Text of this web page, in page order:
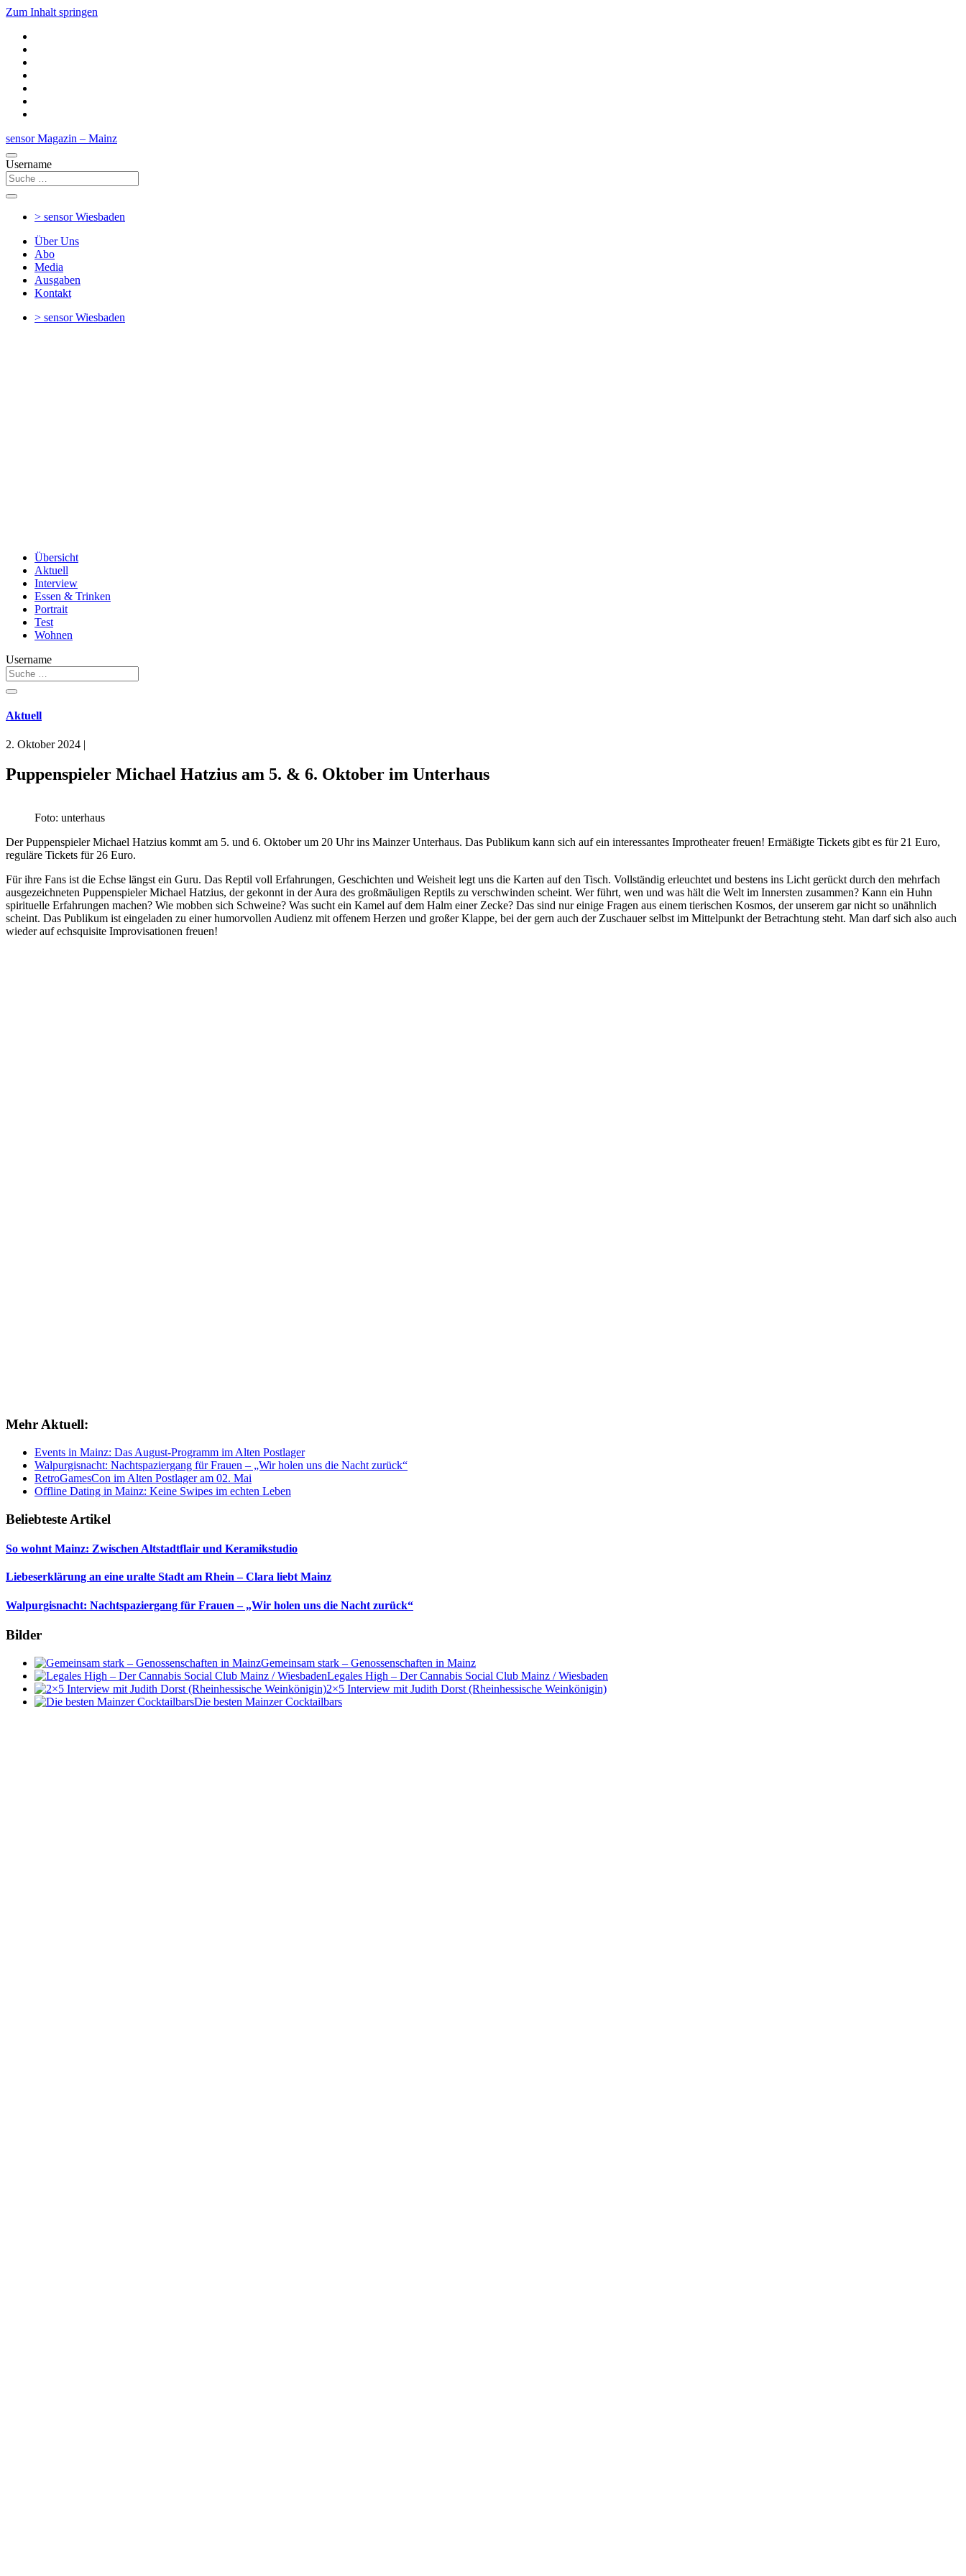
Zum Inhalt springen
sensor Magazin – Mainz
Username
> sensorWiesbaden
Über Uns
Abo
Media
Ausgaben
Kontakt
> sensorWiesbaden
Übersicht
Aktuell
Interview
Essen & Trinken
Portrait
Test
Wohnen
Username
Aktuell
2. Oktober 2024 |
Puppenspieler Michael Hatzius am 5. & 6. Oktober im Unterhaus
Foto: unterhaus
Der Puppenspieler Michael Hatzius kommt am 5. und 6. Oktober um 20 Uhr ins Mainzer Unterhaus. Das Publikum kann sich auf ein interessantes Improtheater freuen! Ermäßigte Tickets gibt es für 21 Euro,
reguläre Tickets für 26 Euro.
Für ihre Fans ist die Echse längst ein Guru. Das Reptil voll Erfahrungen, Geschichten und Weisheit legt uns die Karten auf den Tisch. Vollständig erleuchtet und bestens ins Licht gerückt durch den mehrfach
ausgezeichneten Puppenspieler Michael Hatzius, der gekonnt in der Aura des großmäuligen Reptils zu verschwinden scheint. Wer führt, wen und was hält die Welt im Innersten zusammen? Kann ein Huhn
spirituelle Erfahrungen machen? Wie mobben sich Schweine? Was sucht ein Kamel auf dem Halm einer Zecke? Das sind nur einige Fragen aus einem tierischen Kosmos, der unserem gar nicht so unähnlich
scheint. Das Publikum ist eingeladen zu einer humorvollen Audienz mit offenem Herzen und großer Klappe, bei der gern auch der Zuschauer selbst im Mittelpunkt der Betrachtung steht. Man darf sich also auch
wieder auf echsquisite Improvisationen freuen!
Mehr Aktuell:
Events in Mainz: Das August-Programm im Alten Postlager
Walpurgisnacht: Nachtspaziergang für Frauen – „Wir holen uns die Nacht zurück“
RetroGamesCon im Alten Postlager am 02. Mai
Offline Dating in Mainz: Keine Swipes im echten Leben
Beliebteste Artikel
So wohnt Mainz: Zwischen Altstadtflair und Keramikstudio
Liebeserklärung an eine uralte Stadt am Rhein – Clara liebt Mainz
Walpurgisnacht: Nachtspaziergang für Frauen – „Wir holen uns die Nacht zurück“
Bilder
Gemeinsam stark – Genossenschaften in Mainz
Legales High – Der Cannabis Social Club Mainz / Wiesbaden
2×5 Interview mit Judith Dorst (Rheinhessische Weinkönigin)
Die besten Mainzer Cocktailbars